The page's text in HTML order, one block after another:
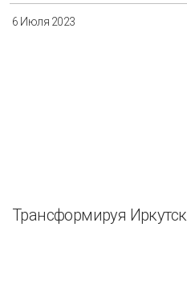
6 Июля 2023
Трансформируя Иркутск